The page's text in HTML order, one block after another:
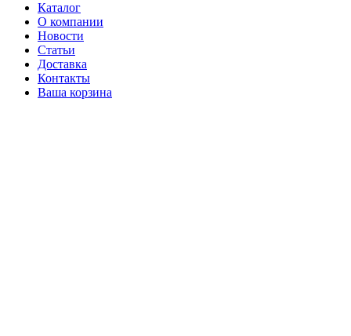
Каталог
О компании
Новости
Статьи
Доставка
Контакты
Ваша корзина